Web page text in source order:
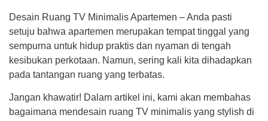
Desain Ruang TV Minimalis Apartemen – Anda pasti
setuju bahwa apartemen merupakan tempat tinggal yang
sempurna untuk hidup praktis dan nyaman di tengah
kesibukan perkotaan. Namun, sering kali kita dihadapkan
pada tantangan ruang yang terbatas.
Jangan khawatir! Dalam artikel ini, kami akan membahas
bagaimana mendesain ruang TV minimalis yang stylish di